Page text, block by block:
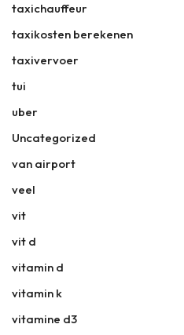
taxichauffeur
taxikosten berekenen
taxivervoer
tui
uber
Uncategorized
van airport
veel
vit
vit d
vitamin d
vitamin k
vitamine d3